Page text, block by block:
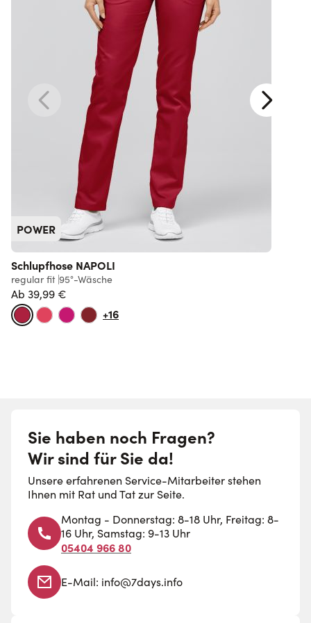
POWER
Schlupfhose NAPOLI
regular fit 95°-Wäsche
Ab 39,99 €
+16
Sie haben noch Fragen?
Wir sind für Sie da!
Unsere erfahrenen Service-Mitarbeiter stehen
Ihnen mit Rat und Tat zur Seite.
Montag - Donnerstag: 8-18 Uhr, Freitag: 8-
16 Uhr, Samstag: 9-13 Uhr
05404 966 80
E-Mail: info@7days.info